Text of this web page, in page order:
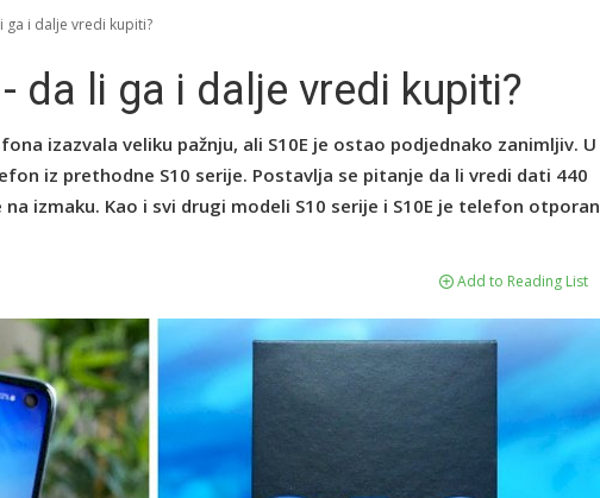
ga i dalje vredi kupiti?
da li ga i dalje vredi kupiti?
izazvala veliku pažnju, ali S10E je ostao podjednako zanimljiv. U
iz prethodne S10 serije. Postavlja se pitanje da li vredi dati 440
izmaku. Kao i svi drugi modeli S10 serije i S10E je telefon otporan
Add to Reading List